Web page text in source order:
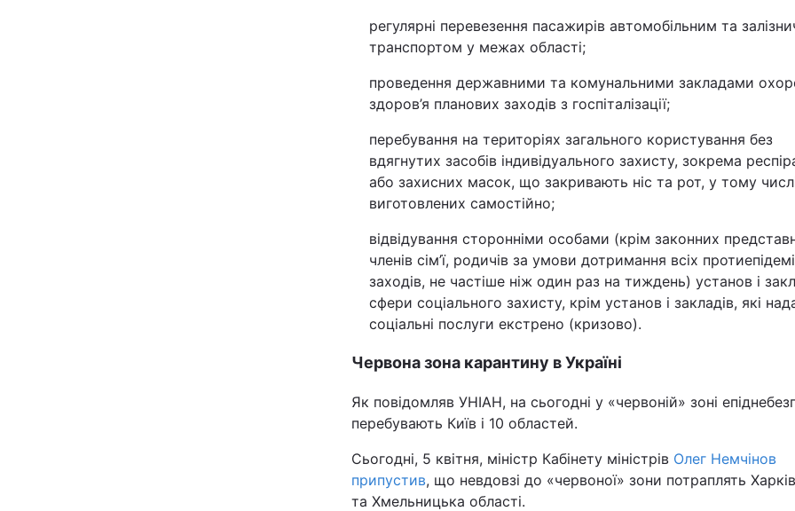
регулярні перевезення пасажирів автомобільним та
транспортом у межах області;
проведення державними та комунальними закладами
здоров’я планових заходів з госпіталізації;
перебування на територіях загального користування без
вдягнутих засобів індивідуального захисту, зокрема
або захисних масок, що закривають ніс та рот, у тому
виготовлених самостійно;
відвідування сторонніми особами (крім законних
членів сім’ї, родичів за умови дотримання всіх
заходів, не частіше ніж один раз на тиждень) установ і
сфери соціального захисту, крім установ і закладів, які
соціальні послуги екстрено (кризово).
Червона зона карантину в Україні
Як повідомляв УНІАН, на сьогодні у «червоній» зоні
перебувають Київ і 10 областей.
Сьогодні, 5 квітня, міністр Кабінету міністрів Олег Немчінов
припустив, що невдовзі до «червоної» зони потраплять
та Хмельницька області.